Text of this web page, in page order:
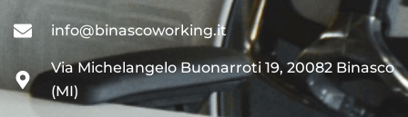
info@binascoworking.it
Via Michelangelo Buonarroti 19, 20082 Binasco
(MI)